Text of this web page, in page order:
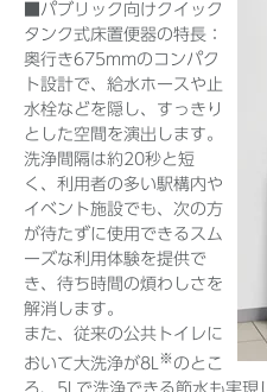
■パブリック向けクイック
タンク式床置便器の特長：
奥行き675mmのコンパク
ト設計で、給水ホースや止
水栓などを隠し、すっきり
とした空間を演出します。
洗浄間隔は約20秒と短
く、利用者の多い駅構内や
イベント施設でも、次の方
が待たずに使用できるスム
ーズな利用体験を提供で
き、待ち時間の煩わしさを
解消します。
また、従来の公共トイレに
おいて大洗浄が8L
※のとこ
ろ、5Lで洗浄できる節水も実